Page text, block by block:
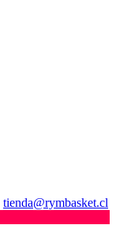
tienda@rymbasket.cl